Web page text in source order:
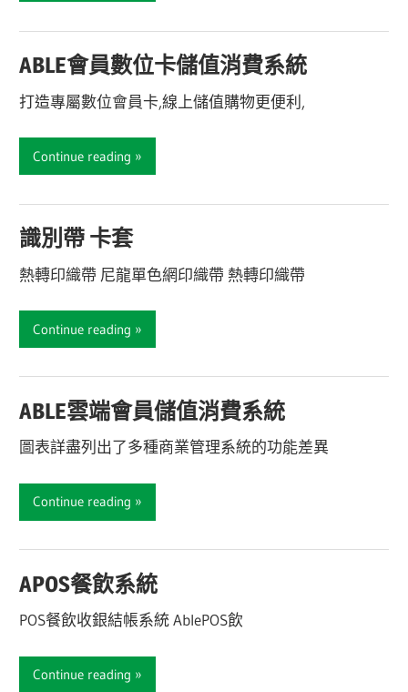
ABLE會員數位卡儲值消費系統
打造專屬數位會員卡,線上儲值購物更便利,
Continue reading
識別帶 卡套
熱轉印織帶 尼龍單色網印織帶 熱轉印織帶
Continue reading
ABLE雲端會員儲值消費系統
圖表詳盡列出了多種商業管理系統的功能差異
Continue reading
APOS餐飲系統
POS餐飲收銀結帳系統 AblePOS飲
Continue reading